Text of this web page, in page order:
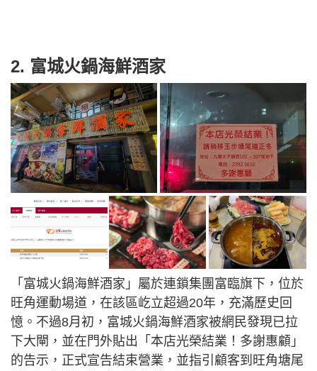
2. 富城火鍋海鮮酒家
「富城火鍋海鮮酒家」屬於連鎖集團富臨旗下，位於
旺角運動場道，在該區屹立超過20年，充滿歷史回
憶。不過8月初，富城火鍋海鮮酒家被網民發現已拉
下大閘，並在門外貼出「本店光榮結業！多謝惠顧」
的告示，正式宣告結束營業，並指引顧客到旺角塘尾